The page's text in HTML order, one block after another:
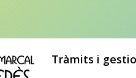
Tràmits i